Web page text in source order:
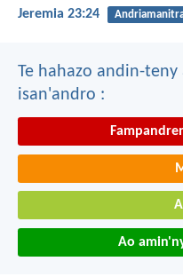
Jeremia 23:24
Te hahazo andin-
isan'andro :
Ao